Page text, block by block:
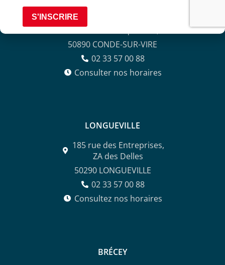
CONDÉ-SUR-VIRE
5A ZA La Fauquetière,
50890 CONDE-SUR-VIRE
02 33 57 00 88
Consulter nos horaires
LONGUEVILLE
185 rue des Entreprises,
ZA des Delles
50290 LONGUEVILLE
02 33 57 00 88
Consultez nos horaires
BRÉCEY